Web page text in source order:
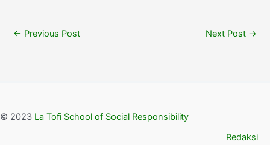
← Previous Post Next Post →
© 2023 La Tofi School of Social Responsibility
Redaksi